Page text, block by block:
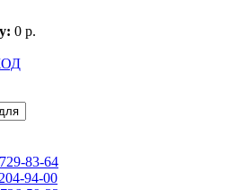
0 р.
729-83-64
204-94-00